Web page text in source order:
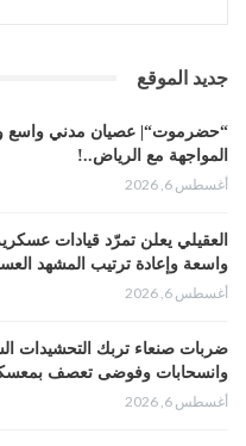
جديد الموقع
“حضرموت“| عصيان مدني واسع
المواجهة مع الرياض..!
أغسطس 6, 2026
العقيلي يعلن تمرّد قيادات
واسعة وإعادة ترتيب المشهد
أغسطس 6, 2026
ضربات صنعاء تربك التحشيدات
وانسحابات وفوضى تعصف
أغسطس 6, 2026